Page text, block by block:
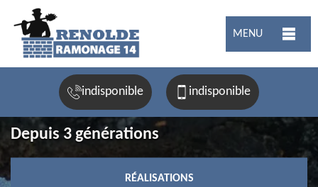
MENU
indisponible indisponible
Depuis 3 générations
RÉALISATIONS